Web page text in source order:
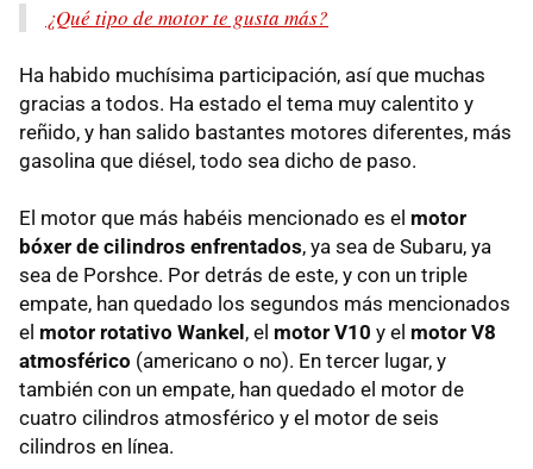
¿Qué tipo de motor te gusta más?
Ha habido muchísima participación, así que muchas
gracias a todos. Ha estado el tema muy calentito y
reñido, y han salido bastantes motores diferentes, más
gasolina que diésel, todo sea dicho de paso.
El motor que más habéis mencionado es el motor
bóxer de cilindros enfrentados, ya sea de Subaru, ya
sea de Porshce. Por detrás de este, y con un triple
empate, han quedado los segundos más mencionados
el motor rotativo Wankel, el motor V10 y el motor V8
atmosférico (americano o no). En tercer lugar, y
también con un empate, han quedado el motor de
cuatro cilindros atmosférico y el motor de seis
cilindros en línea.